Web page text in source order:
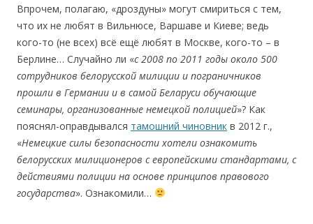
Впрочем, полагаю, «дроздуны» могут смириться с тем,
что их не любят в Вильнюсе, Варшаве и Киеве; ведь
кого-то (не всех) всё ещё любят в Москве, кого-то – в
Берлине… Случайно ли «с2008 по 2011 годы около 500
сотрудников белорусской милиции и пограничников
прошли в Германии и в самой Беларуси обучающие
семинары, организованные немецкой полицией»? Как
пояснял-оправдывался тамошний чиновник в 2012 г.,
«Немецкие силы безопасности хотели ознакомить
белорусских милиционеров с европейскими стандартами, с
действиями полиции на основе принципов правового
государства». Ознакомили…